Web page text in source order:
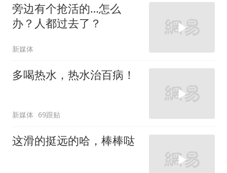
旁边有个抢活的…怎么
办？人都过去了？
新媒体
多喝热水，热水治百病！
新媒体 69跟贴
这滑的挺远的哈，棒棒哒